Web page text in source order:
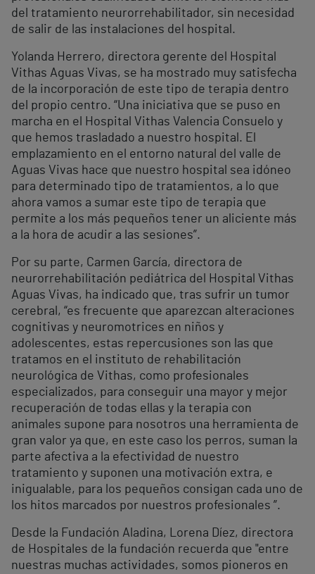
del tratamiento neurorrehabilitador, sin necesidad
de salir de las instalaciones del hospital.
Yolanda Herrero, directora gerente del Hospital
Vithas Aguas Vivas, se ha mostrado muy satisfecha
de la incorporación de este tipo de terapia dentro
del propio centro. “Una iniciativa que se puso en
marcha en el Hospital Vithas Valencia Consuelo y
que hemos trasladado a nuestro hospital. El
emplazamiento en el entorno natural del valle de
Aguas Vivas hace que nuestro hospital sea idóneo
para determinado tipo de tratamientos, a lo que
ahora vamos a sumar este tipo de terapia que
permite a los más pequeños tener un aliciente más
a la hora de acudir a las sesiones”.
Por su parte, Carmen García, directora de
neurorrehabilitación pediátrica del Hospital Vithas
Aguas Vivas, ha indicado que, tras sufrir un tumor
cerebral, “es frecuente que aparezcan alteraciones
cognitivas y neuromotrices en niños y
adolescentes, estas repercusiones son las que
tratamos en el instituto de rehabilitación
neurológica de Vithas, como profesionales
especializados, para conseguir una mayor y mejor
recuperación de todas ellas y la terapia con
animales supone para nosotros una herramienta de
gran valor ya que, en este caso los perros, suman la
parte afectiva a la efectividad de nuestro
tratamiento y suponen una motivación extra, e
inigualable, para los pequeños consigan cada uno de
los hitos marcados por nuestros profesionales ”.
Desde la Fundación Aladina, Lorena Díez, directora
de Hospitales de la fundación recuerda que "entre
nuestras muchas actividades, somos pioneros en